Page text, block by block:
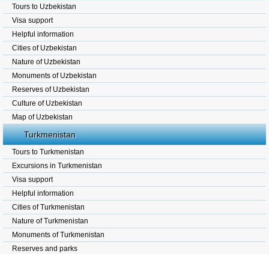
Tours to Uzbekistan
Visa support
Helpful information
Cities of Uzbekistan
Nature of Uzbekistan
Monuments of Uzbekistan
Reserves of Uzbekistan
Culture of Uzbekistan
Map of Uzbekistan
Turkmenistan
Tours to Turkmenistan
Excursions in Turkmenistan
Visa support
Helpful information
Cities of Turkmenistan
Nature of Turkmenistan
Monuments of Turkmenistan
Reserves and parks